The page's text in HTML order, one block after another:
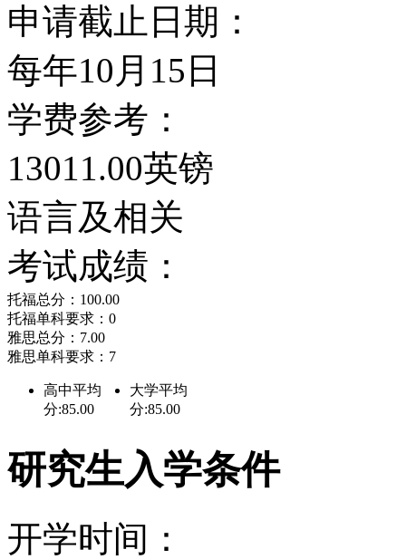
申请截止日期：
每年10月15日
学费参考：
13011.00英镑
语言及相关
考试成绩：
托福总分：100.00
托福单科要求：0
雅思总分：7.00
雅思单科要求：7
高中平均
分:85.00
大学平均
分:85.00
研究生入学条件
开学时间：